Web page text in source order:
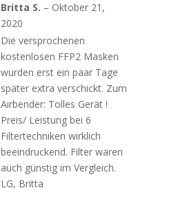
mit4von
5
Britta S. – Oktober 21,
2020
Die versprochenen
kostenlosen FFP2 Masken
wurden erst ein paar Tage
später extra verschickt. Zum
Airbender: Tolles Gerät !
Preis/ Leistung bei 6
Filtertechniken wirklich
beeindruckend. Filter waren
auch günstig im Vergleich.
LG, Britta